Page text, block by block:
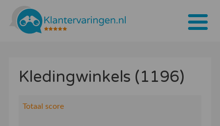
Tarieven
Kledingwinkels (1196)
Totaal score